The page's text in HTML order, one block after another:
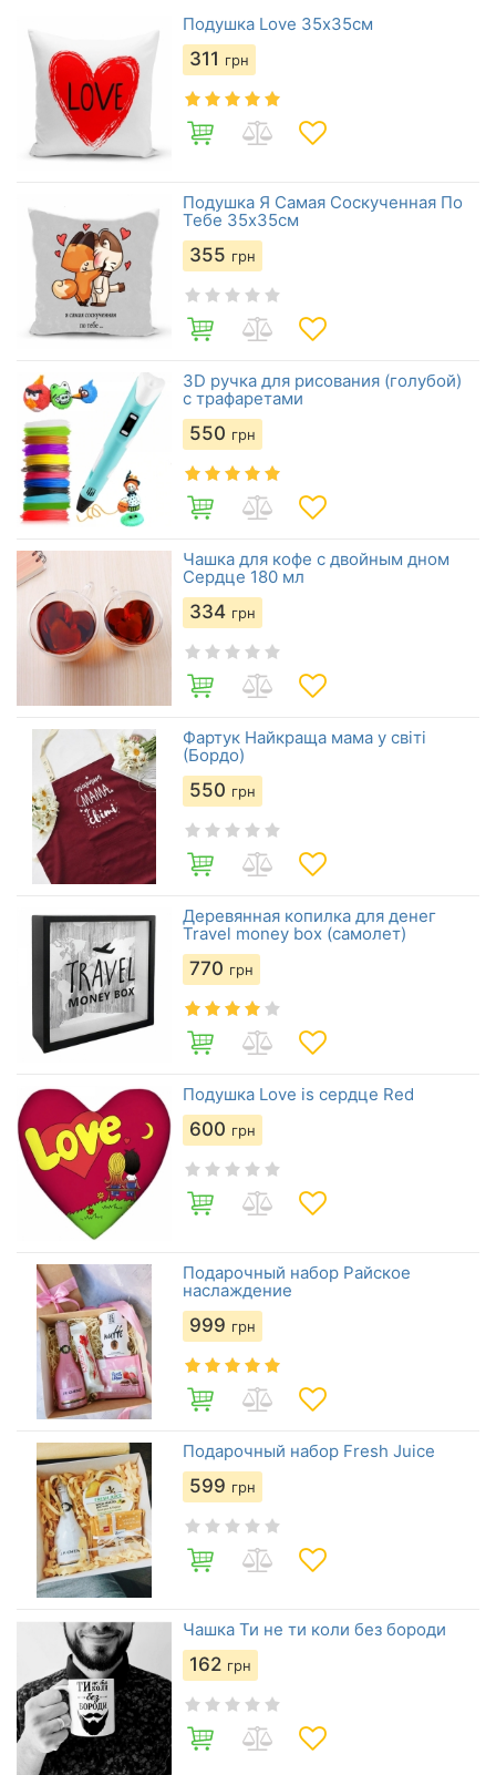
Подушка Love 35х35см
311 грн
Подушка Я Самая Соскученная По
Тебе 35х35см
355 грн
3D ручка для рисования (голубой)
с трафаретами
550 грн
Чашка для кофе с двойным дном
Сердце 180 мл
334 грн
Фартук Найкраща мама у світі
(Бордо)
550 грн
Деревянная копилка для денег
Travel money box (самолет)
770 грн
Подушка Love is сердце Red
600 грн
Подарочный набор Райское
наслаждение
999 грн
Подарочный набор Fresh Juice
599 грн
Чашка Ти не ти коли без бороди
162 грн